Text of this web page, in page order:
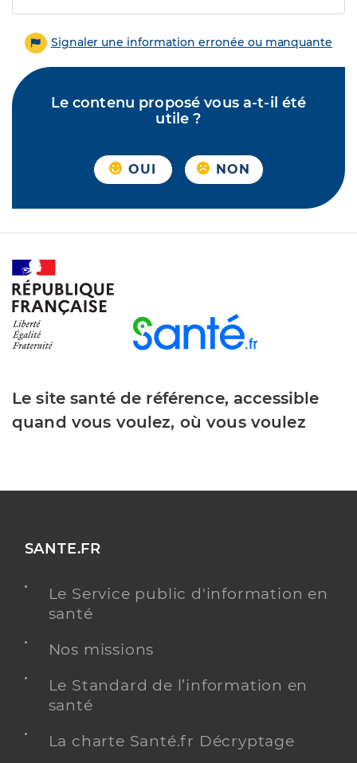
Signaler une information erronée ou manquante
Le contenu proposé vous a-t-il été
utile ?
OUI NON
Le site santé de référence, accessible
quand vous voulez, où vous voulez
SANTE.FR
Le Service public d'information en
santé
Nos missions
Le Standard de l’information en
santé
La charte Santé.fr Décryptage